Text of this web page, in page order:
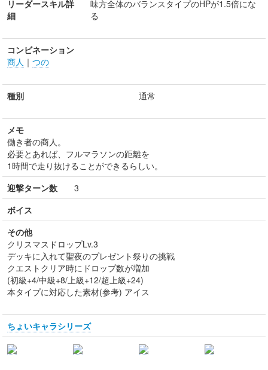
リーダースキル詳
細
味方全体のバランスタイプのHPが1.5倍にな
る
コンビネーション
商人 ｜ つの
種別 通常
メモ
働き者の商人。
必要とあれば、フルマラソンの距離を
1時間で走り抜けることができるらしい。
迎撃ターン数 3
ボイス
その他
クリスマスドロップLv.3
デッキに入れて聖夜のプレゼント祭りの挑戦
クエストクリア時にドロップ数が増加
(初級+4/中級+8/上級+12/超上級+24)
本タイプに対応した素材(参考) アイス
ちょいキャラシリーズ